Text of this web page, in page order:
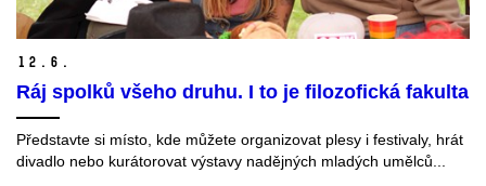
12. 6.
Ráj spolků všeho druhu. I to je filozofická fakulta
Představte si místo, kde můžete organizovat plesy i festivaly, hrát
divadlo nebo kurátorovat výstavy nadějných mladých umělců...